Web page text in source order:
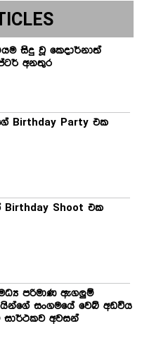
සිදු වූ කෙදාර්නාත්
අනතුර
Birthday Party එක
Birthday Shoot එක
පරිමාණ ඇගලුම්
සංගමයේ වෙබ් අඩවිය
සාර්ථකව අවසන්